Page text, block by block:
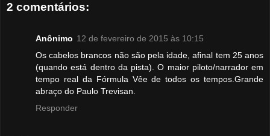
2 comentários:
Anônimo 12 de fevereiro de 2015 às 10:15
Os cabelos brancos não são pela idade, afinal tem 25 anos
(quando está dentro da pista). O maior piloto/narrador em
tempo real da Fórmula Vêe de todos os tempos.Grande
abraço do Paulo Trevisan.
Responder